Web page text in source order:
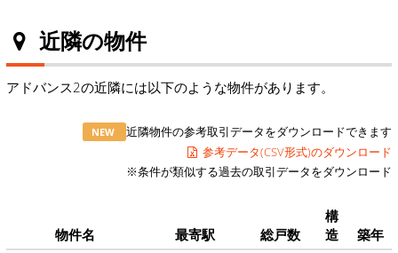
近隣の物件
アドバンス2の近隣には以下のような物件があります。
NEW
近隣物件の参考取引データをダウンロードできます
参考データ(CSV形式)のダウンロード
※条件が類似する過去の取引データをダウンロード
物件名 最寄駅 総戸数
構
造
築年